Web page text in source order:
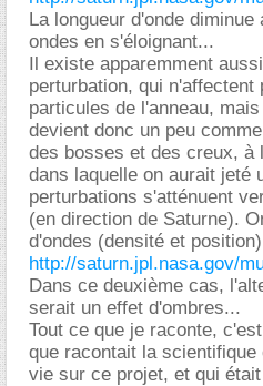
La longueur d'onde
ondes en s'éloignant...
Il existe apparemment
perturbation, qui n'affectent
particules de l'anneau,
devient donc un peu
des bosses et des creux, à
dans laquelle on aurait jeté
perturbations s'atténuent
(en direction de Saturne).
d'ondes (densité et
http://saturn.jpl.nasa.gov/
Dans ce deuxième cas,
serait un effet d'ombres...
Tout ce que je raconte,
que racontait la
vie sur ce projet, et qui